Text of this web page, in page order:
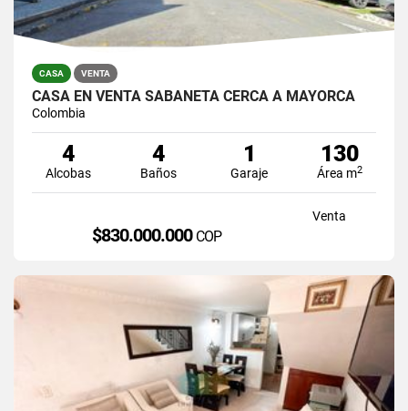
CASA VENTA
CASA EN VENTA SABANETA CERCA A MAYORCA
Colombia
4
Alcobas
4
Baños
1
Garaje
130
Área m2
Venta
$830.000.000 COP